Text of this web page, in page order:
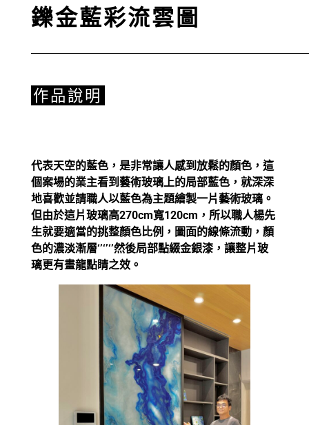
鑠金藍彩流雲圖
作品說明
代表天空的藍色，是非常讓人感到放鬆的顏色，這
個案場的業主看到藝術玻璃上的局部藍色，就深深
地喜歡並請職人以藍色為主題繪製一片藝術玻璃。
但由於這片玻璃高270cm寬120cm，所以職人楊先
生就要適當的挑整顏色比例，圖面的線條流動，顏
色的濃淡漸層‘’‘’‘’然後局部點綴金銀漆，讓整片玻
璃更有畫龍點睛之效。